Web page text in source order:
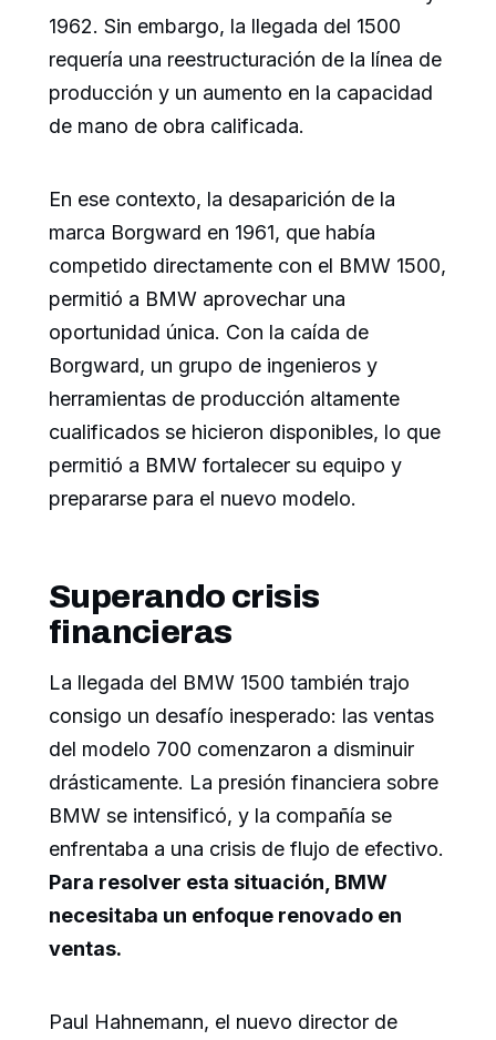
1962. Sin embargo, la llegada del 1500
requería una reestructuración de la línea de
producción y un aumento en la capacidad
de mano de obra calificada.
En ese contexto, la desaparición de la
marca Borgward en 1961, que había
competido directamente con el BMW 1500,
permitió a BMW aprovechar una
oportunidad única. Con la caída de
Borgward, un grupo de ingenieros y
herramientas de producción altamente
cualificados se hicieron disponibles, lo que
permitió a BMW fortalecer su equipo y
prepararse para el nuevo modelo.
Superando crisis
financieras
La llegada del BMW 1500 también trajo
consigo un desafío inesperado: las ventas
del modelo 700 comenzaron a disminuir
drásticamente. La presión financiera sobre
BMW se intensificó, y la compañía se
enfrentaba a una crisis de flujo de efectivo.
Para resolver esta situación, BMW
necesitaba un enfoque renovado en
ventas.
Paul Hahnemann, el nuevo director de